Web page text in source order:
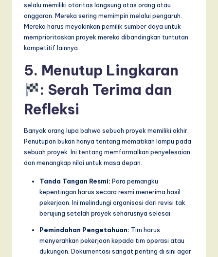
selalu memiliki otoritas langsung atas orang atau
anggaran. Mereka sering memimpin melalui pengaruh.
Mereka harus meyakinkan pemilik sumber daya untuk
memprioritaskan proyek mereka dibandingkan tuntutan
kompetitif lainnya.
5. Menutup Lingkaran
: Serah Terima dan
Refleksi
Banyak orang lupa bahwa sebuah proyek memiliki akhir.
Penutupan bukan hanya tentang mematikan lampu pada
sebuah proyek. Ini tentang memformalkan penyelesaian
dan menangkap nilai untuk masa depan.
Tanda Tangan Resmi: Para pemangku
kepentingan harus secara resmi menerima hasil
pekerjaan. Ini melindungi organisasi dari revisi tak
berujung setelah proyek seharusnya selesai.
Pemindahan Pengetahuan: Tim harus
menyerahkan pekerjaan kepada tim operasi atau
dukungan. Dokumentasi sangat penting di sini agar